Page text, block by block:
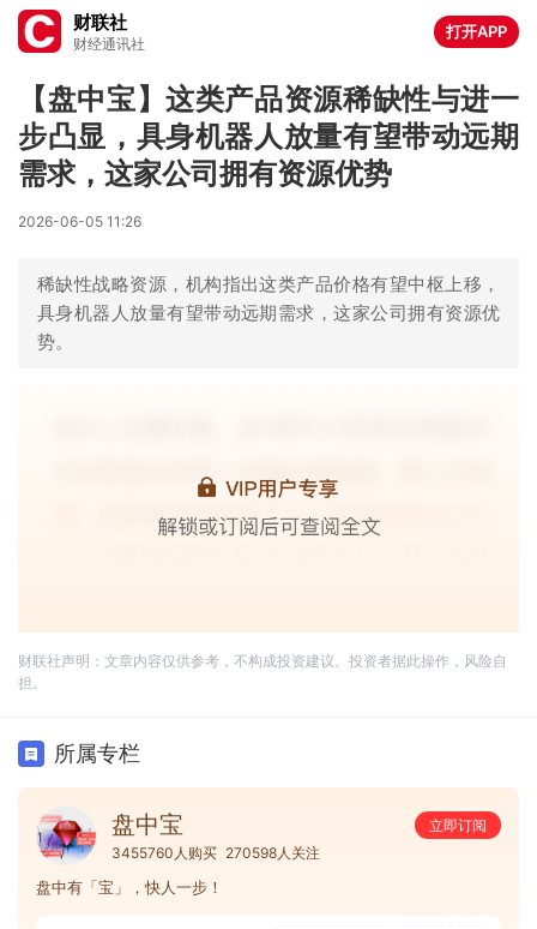
财联社
财经通讯社
打开APP
【盘中宝】这类产品资源稀缺性与进一
步凸显，具身机器人放量有望带动远期
需求，这家公司拥有资源优势
2026-06-05 11:26
稀缺性战略资源，机构指出这类产品价格有望中枢上移，
具身机器人放量有望带动远期需求，这家公司拥有资源优
势。
财联社声明：文章内容仅供参考，不构成投资建议。投资者据此操作，风险自
担。
所属专栏
盘中宝
立即订阅
3455760人购买 270598人关注
盘中有「宝」，快人一步！